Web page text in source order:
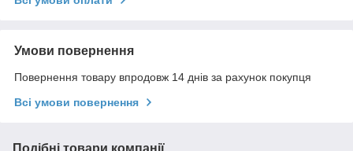
Умови повернення
Повернення товару впродовж 14 днів за рахунок покупця
Всі умови повернення